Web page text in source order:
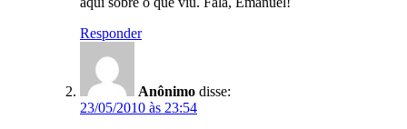
Responder
Anônimo disse:
23/05/2010 às 23:54